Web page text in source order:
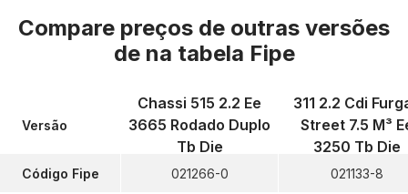
Compare preços de outras versões
de na tabela Fipe
Versão
Código Fipe
Chassi 515 2.2 Ee
3665 Rodado Duplo
Tb Die
021266-0
311 2.2 Cdi
Street 7.5 M³
3250 Tb Die
021133-8